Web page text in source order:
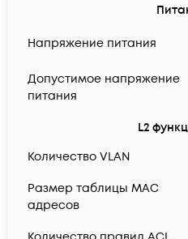
Напряжение питания
Допустимое напряжение
питания
L2
Количество VLAN
Размер таблицы MAC
адресов